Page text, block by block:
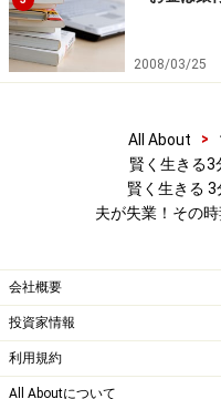
2008/03/25
All About >
賢く生きる3
賢く生きる
夫が失業！その
会社概要
投資家情報
利用規約
All Aboutについて